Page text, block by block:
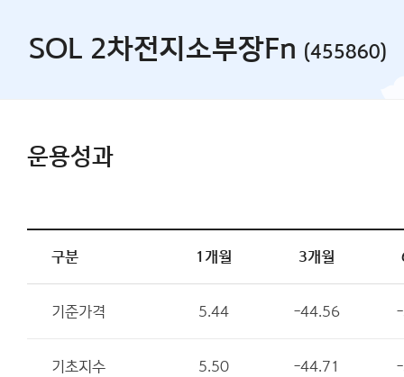
SOL 2차전지소부장Fn (455860)
운용성과
구분 1개월 3개월
기준가격 5.44 -44.56
기초지수 5.50 -44.71